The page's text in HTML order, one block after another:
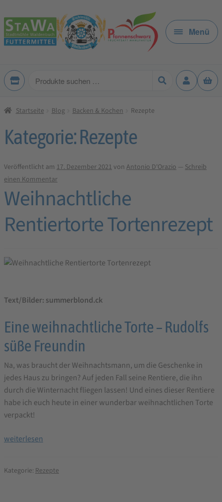
Zur
Navigation
springen
Zum
Inhalt
springen
Menü
Produkte
Startseite Blog Backen & Kochen Rezepte
Kategorie:Rezepte
Veröffentlicht am 17. Dezember 2021von Antonio D'Orazio — Schreib
einen Kommentar
Weihnachtliche
Rentiertorte Tortenrezept
Text/Bilder: summerblond.ck
Eine weihnachtliche Torte – Rudolfs
süße Freundin
Na, was braucht der Weihnachtsmann, um die Geschenke in
jedes Haus zu bringen? Auf jeden Fall seine Rentiere, die ihn
durch die Winternacht fliegen lassen! Und eines dieser Rentiere
habe ich euch heute in einer wunderbar weihnachtlichen Torte
verpackt!
Weihnachtliche
weiterlesen
Kategorie: Rezepte